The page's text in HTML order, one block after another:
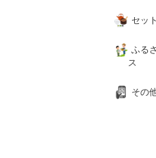
セッ
ふる
ス
その